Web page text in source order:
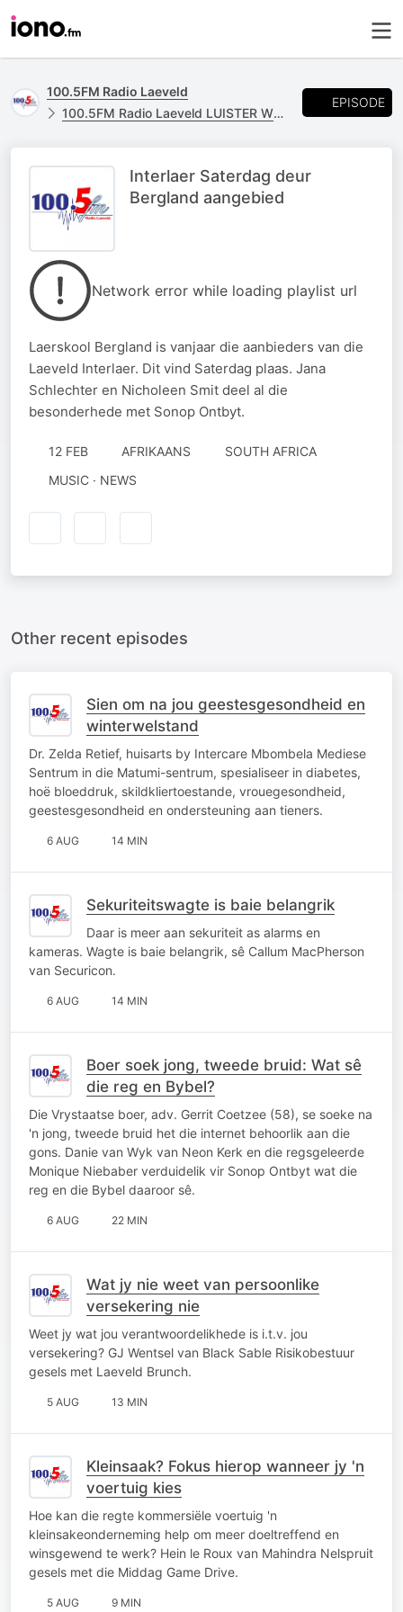
100.5FM Radio Laeveld
100.5FM Radio Laeveld LUISTER WEER
EPISODE
Interlaer Saterdag deur
Bergland aangebied
Network error while loading playlist url
Laerskool Bergland is vanjaar die aanbieders van die
Laeveld Interlaer. Dit vind Saterdag plaas. Jana
Schlechter en Nicholeen Smit deel al die
besonderhede met Sonop Ontbyt.
12 FEB AFRIKAANS
SOUTH AFRICA
MUSIC · NEWS
Other recent episodes
Sien om na jou geestesgesondheid en
winterwelstand
Dr. Zelda Retief, huisarts by Intercare Mbombela Mediese
Sentrum in die Matumi-sentrum, spesialiseer in diabetes,
hoë bloeddruk, skildkliertoestande, vrouegesondheid,
geestesgesondheid en ondersteuning aan tieners.
6 AUG 14 MIN
Sekuriteitswagte is baie belangrik
Daar is meer aan sekuriteit as alarms en
kameras. Wagte is baie belangrik, sê Callum MacPherson
van Securicon.
6 AUG 14 MIN
Boer soek jong, tweede bruid: Wat sê
die reg en Bybel?
Die Vrystaatse boer, adv. Gerrit Coetzee (58), se soeke na
'n jong, tweede bruid het die internet behoorlik aan die
gons. Danie van Wyk van Neon Kerk en die regsgeleerde
Monique Niebaber verduidelik vir Sonop Ontbyt wat die
reg en die Bybel daaroor sê.
6 AUG 22 MIN
Wat jy nie weet van persoonlike
versekering nie
Weet jy wat jou verantwoordelikhede is i.t.v. jou
versekering? GJ Wentsel van Black Sable Risikobestuur
gesels met Laeveld Brunch.
5 AUG 13 MIN
Kleinsaak? Fokus hierop wanneer jy 'n
voertuig kies
Hoe kan die regte kommersiële voertuig 'n
kleinsakeonderneming help om meer doeltreffend en
winsgewend te werk? Hein le Roux van Mahindra Nelspruit
gesels met die Middag Game Drive.
5 AUG 9 MIN